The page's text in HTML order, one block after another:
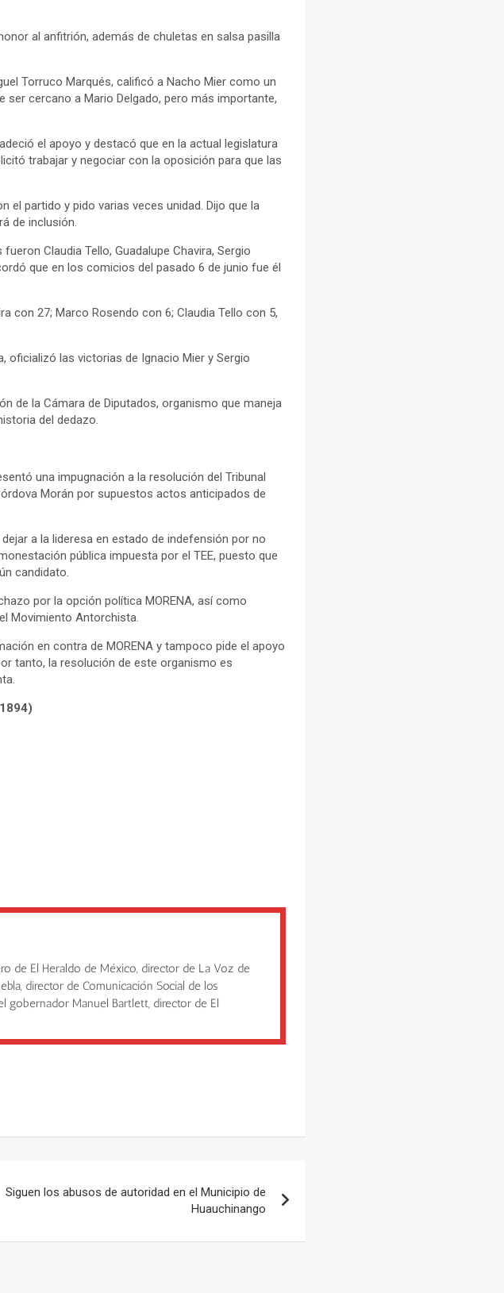
al anfitrión, además de chuletas en salsa pasilla
Torruco Marqués, calificó a Nacho Mier como un
cercano a Mario Delgado, pero más importante,
el apoyo y destacó que en la actual legislatura
trabajar y negociar con la oposición para que las
el partido y pido varias veces unidad. Dijo que la
de inclusión.
Claudia Tello, Guadalupe Chavira, Sergio
que en los comicios del pasado 6 de junio fue él
con 27; Marco Rosendo con 6; Claudia Tello con 5,
oficializó las victorias de Ignacio Mier y Sergio
de la Cámara de Diputados, organismo que maneja
del dedazo.
una impugnación a la resolución del Tribunal
Morán por supuestos actos anticipados de
a la lideresa en estado de indefensión por no
pública impuesta por el TEE, puesto que
candidato.
por la opción política MORENA, así como
Movimiento Antorchista.
en contra de MORENA y tampoco pide el apoyo
tanto, la resolución de este organismo es
de El Heraldo de México, director de La Voz de
director de Comunicación Social de los
gobernador Manuel Bartlett, director de El
Siguen los abusos de autoridad en el Municipio de
Huauchinango